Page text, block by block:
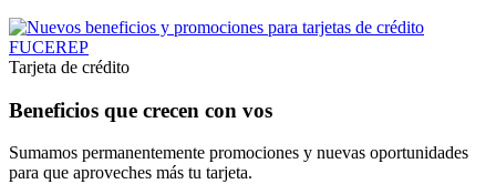
Tarjeta de crédito
Beneficios que crecen con vos
Sumamos permanentemente promociones y nuevas oportunidades
para que aproveches más tu tarjeta.